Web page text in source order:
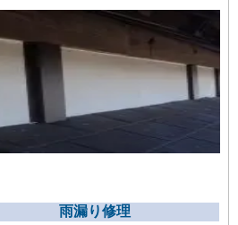
雨漏り修理